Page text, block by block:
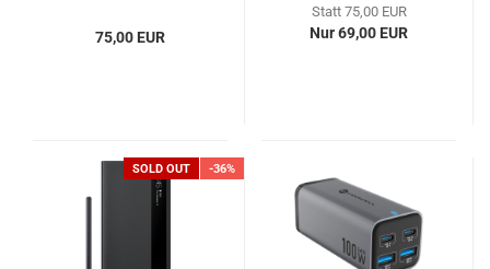
75,00 EUR
Statt 75,00 EUR
Nur 69,00 EUR
SOLD OUT -36%